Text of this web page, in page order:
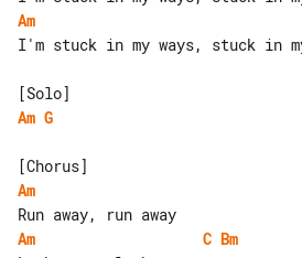
Am
I'm stuck in my ways, stuck in
Am G
Am
Am
C Bm